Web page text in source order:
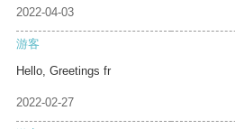
2022-04-03
游客
Hello, Greetings fr
2022-02-27